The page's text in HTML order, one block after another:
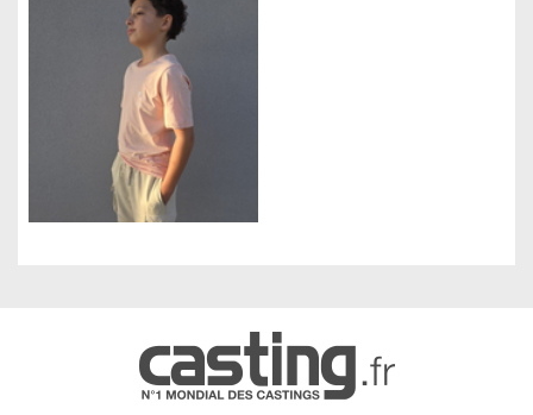
Gestion des cookies
Nous utilisons des cookies qui facilitent l'utilisation du site,
améliorent la performance et la sécurité du site internet.
Faites-nous part de vos préférences de cookies pour chaque
Mesure d'audience
Régies publicitaires